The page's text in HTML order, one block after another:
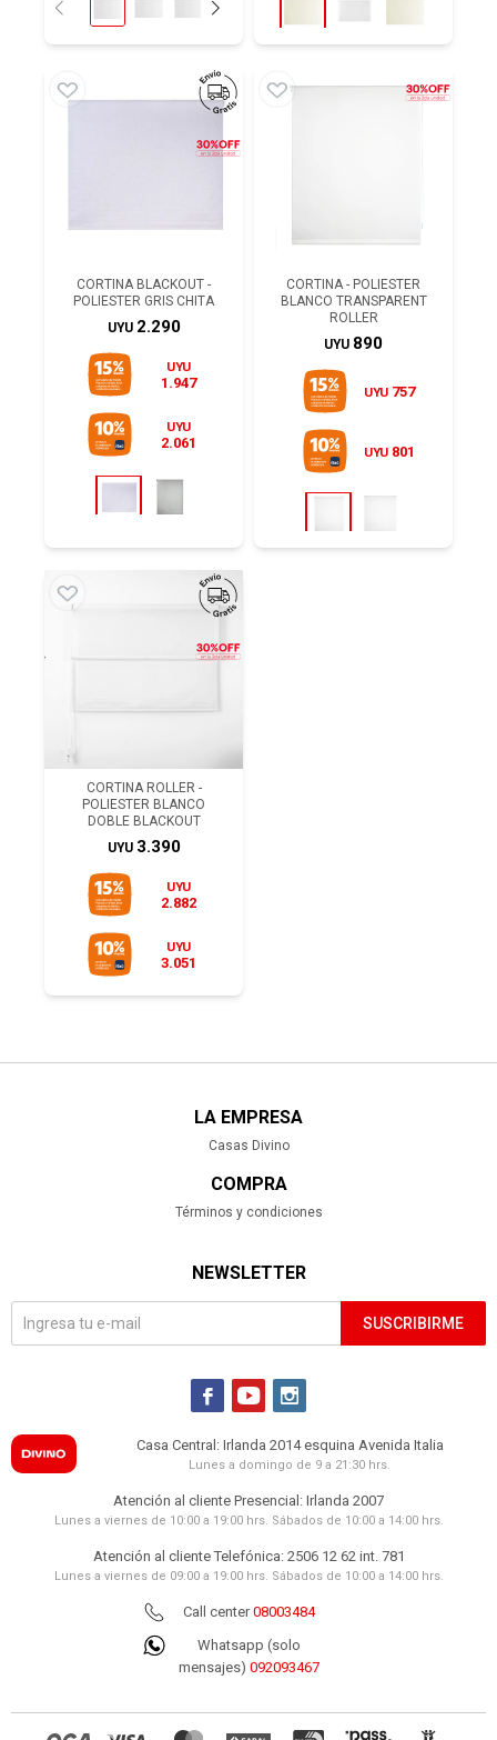
CORTINA BLACKOUT -
POLIESTER GRIS CHITA
UYU 2.290
UYU
1.947
UYU
2.061
CORTINA - POLIESTER
BLANCO TRANSPARENT
ROLLER
UYU 890
UYU 757
UYU 801
CORTINA ROLLER -
POLIESTER BLANCO
DOBLE BLACKOUT
UYU 3.390
UYU
2.882
UYU
3.051
LA EMPRESA
Casas Divino
COMPRA
Términos y condiciones
NEWSLETTER
SUSCRIBIRME
  
Casa Central: Irlanda 2014 esquina Avenida Italia
Lunes a domingo de 9 a 21:30 hrs.
Atención al cliente Presencial: Irlanda 2007
Lunes a viernes de 10:00 a 19:00 hrs. Sábados de 10:00 a 14:00 hrs.
Atención al cliente Telefónica: 2506 12 62 int. 781
Lunes a viernes de 09:00 a 19:00 hrs. Sábados de 10:00 a 14:00 hrs.
Call center08003484
Whatsapp (solo
mensajes) 092093467